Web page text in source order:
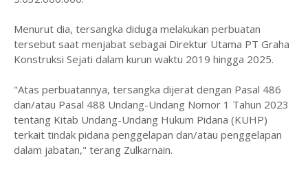
Menurut dia, tersangka diduga melakukan perbuatan
tersebut saat menjabat sebagai Direktur Utama PT Graha
Konstruksi Sejati dalam kurun waktu 2019 hingga 2025.
"Atas perbuatannya, tersangka dijerat dengan Pasal 486
dan/atau Pasal 488 Undang-Undang Nomor 1 Tahun 2023
tentang Kitab Undang-Undang Hukum Pidana (KUHP)
terkait tindak pidana penggelapan dan/atau penggelapan
dalam jabatan," terang Zulkarnain.